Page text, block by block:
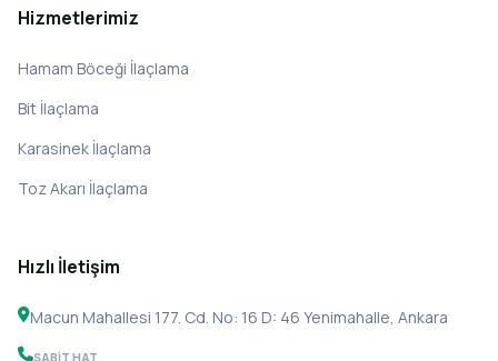
Hizmetlerimiz
Hamam Böceği İlaçlama
Bit İlaçlama
Karasinek İlaçlama
Toz Akarı İlaçlama
Hızlı İletişim
Macun Mahallesi 177. Cd. No: 16 D: 46 Yenimahalle, Ankara
SABIT HAT